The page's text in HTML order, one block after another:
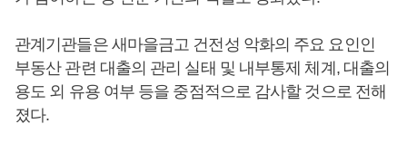
관계기관들은 새마을금고 건전성 악화의 주요 요인인
부동산 관련 대출의 관리 실태 및 내부통제 체계, 대출의
용도 외 유용 여부 등을 중점적으로 감사할 것으로 전해
졌다.